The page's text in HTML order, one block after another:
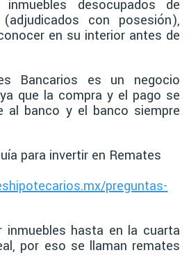
desocupados de
con posesión),
en su interior antes de
Bancarios es un negocio
que la compra y el pago se
al banco y el banco siempre
para invertir en Remates
preguntas-
inmuebles hasta en la cuarta
por eso se llaman remates